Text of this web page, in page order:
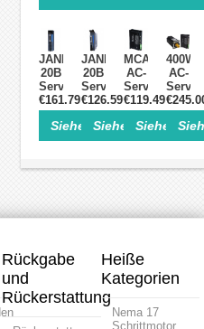
2
220V,
1-/3-
Phasen-
Controller
220V,
Phasen-
Steuerung
1-
mit
RS485-
Schnittstelle
240V,
mit
JAND10002-
20B
Servomotor-
Treiber,
1000W,
180–
240V,
Phasen,
€161.79
Siehe Einzelheiten>
JAND2002-
20B
Servomotor-
Treiber,
200W,
180–
240V,
Phasen,
€126.59
Siehe
MCAC806
AC-
Servotreiber,
400W,
36–
80V,
8A
Controller
€119.49
Siehe
400W
AC-
&
Kit,
60V,
1,27
mit
60 ×
Rückgabe
und
Rückerstattung
Heiße
Kategorien
Nema 17
Schrittmotor